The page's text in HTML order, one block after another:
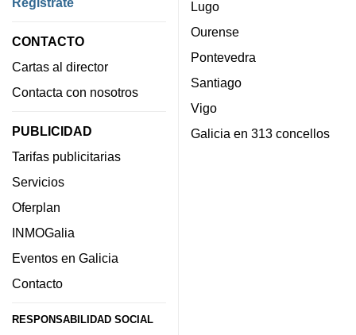
CONTACTO
Cartas al director
Contacta con nosotros
PUBLICIDAD
Tarifas publicitarias
Servicios
Oferplan
INMOGalia
Eventos en Galicia
Contacto
RESPONSABILIDAD SOCIAL
Lugo
Ourense
Pontevedra
Santiago
Vigo
Galicia en 313 concellos